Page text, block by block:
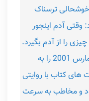
ترسناک
وقتی آدم اینجور
را از آدم بگیرد.
این کتاب روایتی از دسامبر 2001 تا مارس 2001 را به
کتاب با روایتی
و مخاطب به سرعت